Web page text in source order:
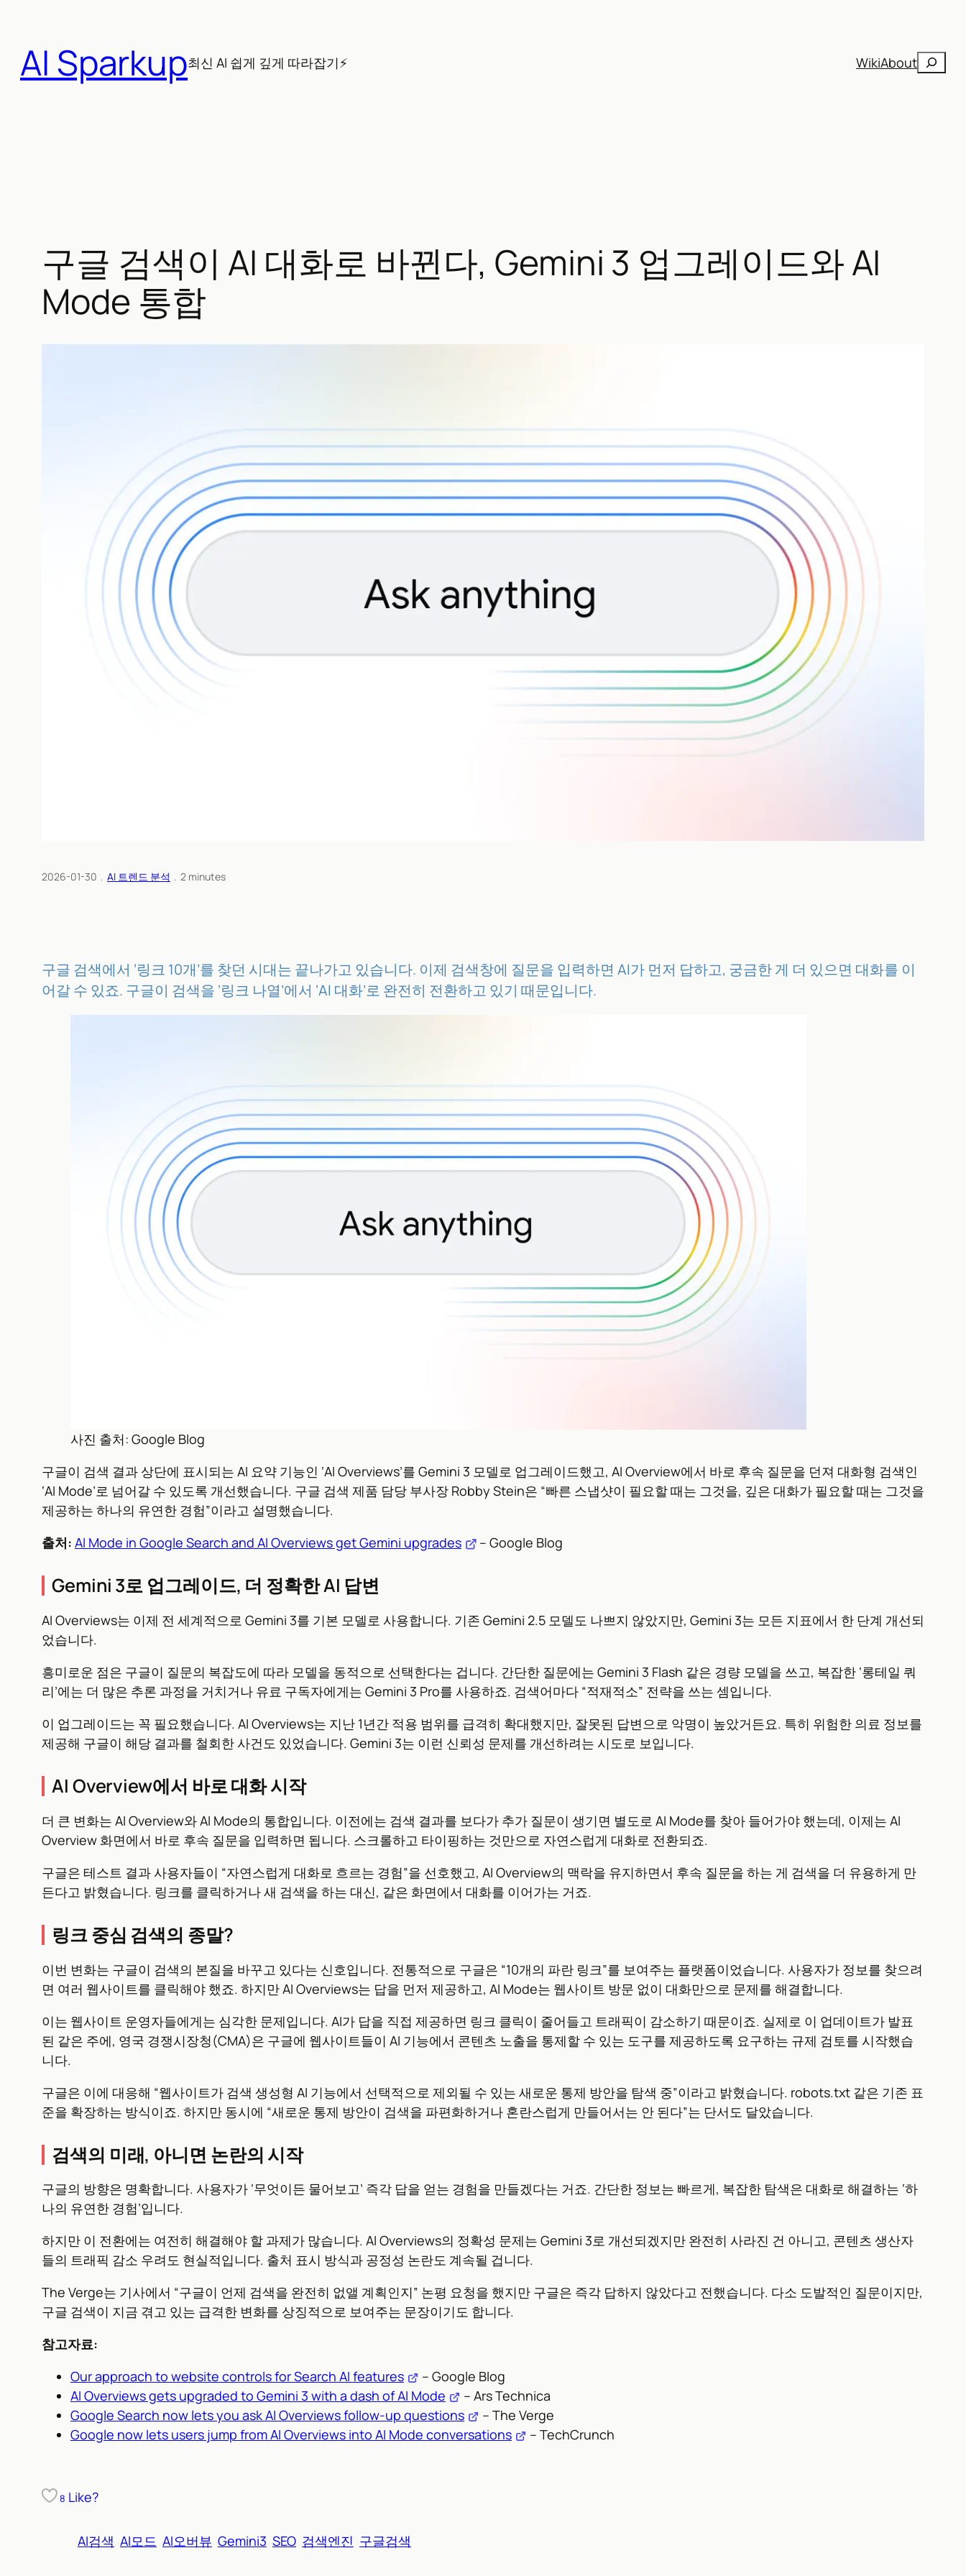
AI Sparkup최신 AI 쉽게 깊게 따라잡기⚡ WikiAbout검
구글 검색이 AI 대화로 바뀐다, Gemini 3 업그레이드와 AI
Mode 통합
2026-01-30 ﹒ AI 트렌드 분석 ﹒ 2 minutes
구글 검색에서 ‘링크 10개’를 찾던 시대는 끝나가고 있습니다. 이제 검색창에 질문을 입력하면 AI가 먼저 답하고, 궁금한 게 더 있으면 대화를 이
어갈 수 있죠. 구글이 검색을 ‘링크 나열’에서 ‘AI 대화’로 완전히 전환하고 있기 때문입니다.
사진 출처: Google Blog
구글이 검색 결과 상단에 표시되는 AI 요약 기능인 ‘AI Overviews’를 Gemini 3 모델로 업그레이드했고, AI Overview에서 바로 후속 질문을 던져 대화형 검색인
‘AI Mode’로 넘어갈 수 있도록 개선했습니다. 구글 검색 제품 담당 부사장 Robby Stein은 “빠른 스냅샷이 필요할 때는 그것을, 깊은 대화가 필요할 때는 그것을
제공하는 하나의 유연한 경험”이라고 설명했습니다.
출처: AI Mode in Google Search and AI Overviews get Gemini upgrades – Google Blog
Gemini 3로 업그레이드, 더 정확한 AI 답변
AI Overviews는 이제 전 세계적으로 Gemini 3를 기본 모델로 사용합니다. 기존 Gemini 2.5 모델도 나쁘지 않았지만, Gemini 3는 모든 지표에서 한 단계 개선되
었습니다.
흥미로운 점은 구글이 질문의 복잡도에 따라 모델을 동적으로 선택한다는 겁니다. 간단한 질문에는 Gemini 3 Flash 같은 경량 모델을 쓰고, 복잡한 ‘롱테일 쿼
리’에는 더 많은 추론 과정을 거치거나 유료 구독자에게는 Gemini 3 Pro를 사용하죠. 검색어마다 “적재적소” 전략을 쓰는 셈입니다.
이 업그레이드는 꼭 필요했습니다. AI Overviews는 지난 1년간 적용 범위를 급격히 확대했지만, 잘못된 답변으로 악명이 높았거든요. 특히 위험한 의료 정보를
제공해 구글이 해당 결과를 철회한 사건도 있었습니다. Gemini 3는 이런 신뢰성 문제를 개선하려는 시도로 보입니다.
AI Overview에서 바로 대화 시작
더 큰 변화는 AI Overview와 AI Mode의 통합입니다. 이전에는 검색 결과를 보다가 추가 질문이 생기면 별도로 AI Mode를 찾아 들어가야 했는데, 이제는 AI
Overview 화면에서 바로 후속 질문을 입력하면 됩니다. 스크롤하고 타이핑하는 것만으로 자연스럽게 대화로 전환되죠.
구글은 테스트 결과 사용자들이 “자연스럽게 대화로 흐르는 경험”을 선호했고, AI Overview의 맥락을 유지하면서 후속 질문을 하는 게 검색을 더 유용하게 만
든다고 밝혔습니다. 링크를 클릭하거나 새 검색을 하는 대신, 같은 화면에서 대화를 이어가는 거죠.
링크 중심 검색의 종말?
이번 변화는 구글이 검색의 본질을 바꾸고 있다는 신호입니다. 전통적으로 구글은 “10개의 파란 링크”를 보여주는 플랫폼이었습니다. 사용자가 정보를 찾으려
면 여러 웹사이트를 클릭해야 했죠. 하지만 AI Overviews는 답을 먼저 제공하고, AI Mode는 웹사이트 방문 없이 대화만으로 문제를 해결합니다.
이는 웹사이트 운영자들에게는 심각한 문제입니다. AI가 답을 직접 제공하면 링크 클릭이 줄어들고 트래픽이 감소하기 때문이죠. 실제로 이 업데이트가 발표
된 같은 주에, 영국 경쟁시장청(CMA)은 구글에 웹사이트들이 AI 기능에서 콘텐츠 노출을 통제할 수 있는 도구를 제공하도록 요구하는 규제 검토를 시작했습
니다.
구글은 이에 대응해 “웹사이트가 검색 생성형 AI 기능에서 선택적으로 제외될 수 있는 새로운 통제 방안을 탐색 중”이라고 밝혔습니다. robots.txt 같은 기존 표
준을 확장하는 방식이죠. 하지만 동시에 “새로운 통제 방안이 검색을 파편화하거나 혼란스럽게 만들어서는 안 된다”는 단서도 달았습니다.
검색의 미래, 아니면 논란의 시작
구글의 방향은 명확합니다. 사용자가 ‘무엇이든 물어보고’ 즉각 답을 얻는 경험을 만들겠다는 거죠. 간단한 정보는 빠르게, 복잡한 탐색은 대화로 해결하는 ‘하
나의 유연한 경험’입니다.
하지만 이 전환에는 여전히 해결해야 할 과제가 많습니다. AI Overviews의 정확성 문제는 Gemini 3로 개선되겠지만 완전히 사라진 건 아니고, 콘텐츠 생산자
들의 트래픽 감소 우려도 현실적입니다. 출처 표시 방식과 공정성 논란도 계속될 겁니다.
The Verge는 기사에서 “구글이 언제 검색을 완전히 없앨 계획인지” 논평 요청을 했지만 구글은 즉각 답하지 않았다고 전했습니다. 다소 도발적인 질문이지만,
구글 검색이 지금 겪고 있는 급격한 변화를 상징적으로 보여주는 문장이기도 합니다.
참고자료:
Our approach to website controls for Search AI features
– Google Blog
AI Overviews gets upgraded to Gemini 3 with a dash of AI Mode
– Ars Technica
Google Search now lets you ask AI Overviews follow-up questions
– The Verge
Google now lets users jump from AI Overviews into AI Mode conversations
– TechCrunch
8 Like?
AI검색 AI모드 AI오버뷰 Gemini3 SEO 검색엔진 구글검색